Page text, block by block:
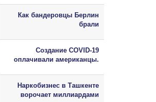
Как бандеровцы Берлин
брали
Создание COVID-19
оплачивали американцы.
Наркобизнес в Ташкенте
ворочает миллиардами